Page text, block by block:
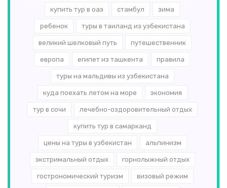
купить тур в оаэ стамбул зима
ребенок туры в таиланд из узбекистана
великий шелковый путь путешественник
европа египет из ташкента правила
туры на мальдивы из узбекистана
куда поехать летом на море экономия
тур в сочи лечебно-оздоровительный отдых
купить тур в самарканд
цены на туры в узбекистан альпинизм
экстримальный отдых горнолыжный отдых
гострономический туризм визовый режим